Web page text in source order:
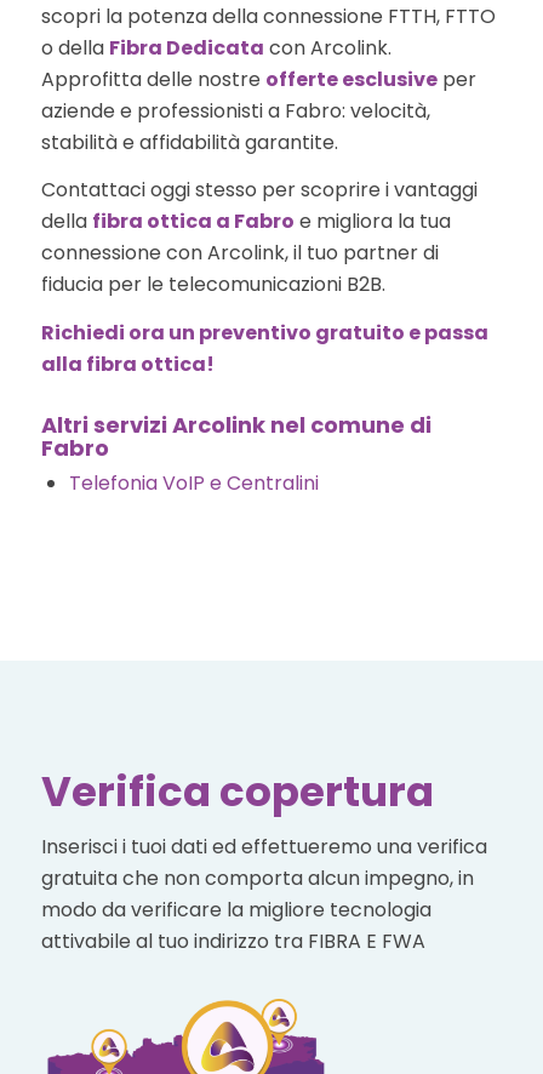
scopri la potenza della connessione FTTH, FTTO
o della Fibra Dedicata con Arcolink.
Approfitta delle nostre offerte esclusiveper
aziende e professionisti a Fabro: velocità,
stabilità e affidabilità garantite.
Contattaci oggi stesso per scoprire i vantaggi
della fibra ottica a Fabro e migliora la tua
connessione con Arcolink, il tuo partner di
fiducia per le telecomunicazioni B2B.
Richiedi ora un preventivo gratuito e passa
alla fibra ottica!
Altri servizi Arcolink nel comune di
Fabro
Telefonia VoIP e Centralini
Verifica copertura
Inserisci i tuoi dati ed effettueremo una verifica
gratuita che non comporta alcun impegno, in
modo da verificare la migliore tecnologia
attivabile al tuo indirizzo tra FIBRA E FWA